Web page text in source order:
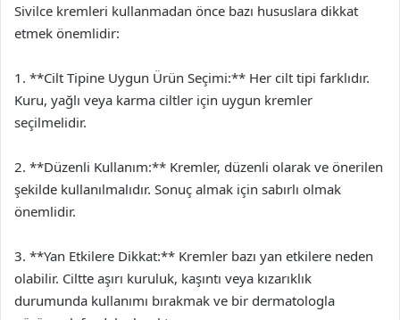
Sivilce kremleri kullanmadan önce bazı hususlara dikkat
etmek önemlidir:
1. **Cilt Tipine Uygun Ürün Seçimi:** Her cilt tipi farklıdır.
Kuru, yağlı veya karma ciltler için uygun kremler
seçilmelidir.
2. **Düzenli Kullanım:** Kremler, düzenli olarak ve önerilen
şekilde kullanılmalıdır. Sonuç almak için sabırlı olmak
önemlidir.
3. **Yan Etkilere Dikkat:** Kremler bazı yan etkilere neden
olabilir. Ciltte aşırı kuruluk, kaşıntı veya kızarıklık
durumunda kullanımı bırakmak ve bir dermatologla